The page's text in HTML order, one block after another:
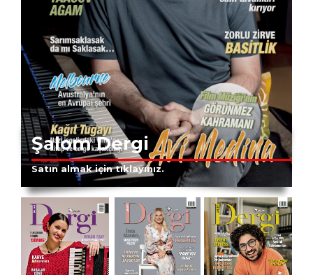
Şalom Dergi
Satın almak için tıklayınız.